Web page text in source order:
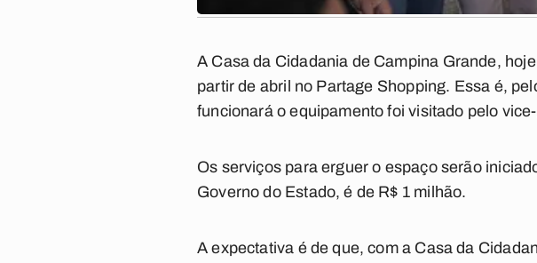
A Casa da Cidadania de Campina Grande,
partir de abril no Partage Shopping. Essa é,
funcionará o equipamento foi visitado pelo
Os serviços para erguer o espaço serão
Governo do Estado, é de R$ 1 milhão.
A expectativa é de que, com a Casa da